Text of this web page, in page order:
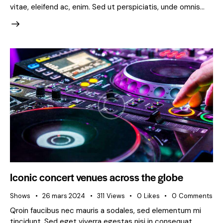
vitae, eleifend ac, enim. Sed ut perspiciatis, unde omnis…
Iconic concert venues across the globe
Shows 26 mars 2024 311 Views 0 Likes 0 Comments
Qroin faucibus nec mauris a sodales, sed elementum mi